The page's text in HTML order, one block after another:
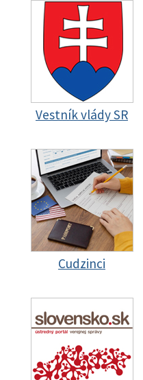
Vestník vlády SR
Cudzinci